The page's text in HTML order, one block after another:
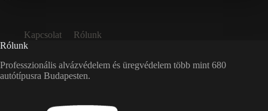
Kapcsolat
Rólunk
Rólunk
Professzionális alvázvédelem és üregvédelem több mint 680
autótípusra Budapesten.